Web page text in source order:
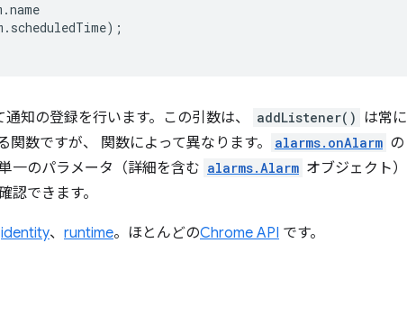
.name
. scheduledTime);
通知の登録を行います。この引数は、 addListener() は常に
数ですが、 関数によって異なります。
alarms.onAlarm の
一のパラメータ（詳細を含む alarms.Alarm オブジェクト）
できます。
identity、 runtime。ほとんどのChrome API です。